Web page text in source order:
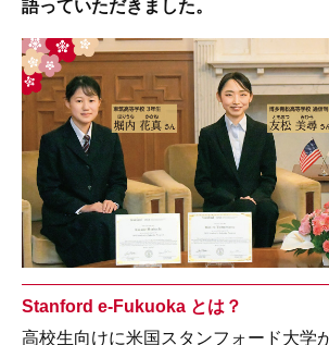
語っていただきました。
Stanford e-Fukuoka とは？
高校生向けに米国スタンフォード大学